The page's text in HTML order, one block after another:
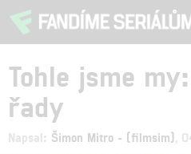
Tohle jsme
řady
Napsal: Šimon Mitro - (filmsim) ,